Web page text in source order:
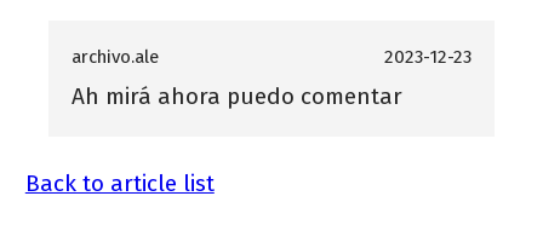
archivo.ale 2023-12-23
Ah mirá ahora puedo comentar
Back to article list